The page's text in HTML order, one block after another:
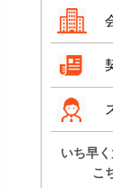
フローラ
大阪駅前
ジコウ
入商八木
いち早
こ